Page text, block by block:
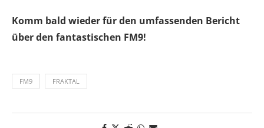
Komm bald wieder für den umfassenden Bericht
über den fantastischen FM9!
FM9 FRAKTAL